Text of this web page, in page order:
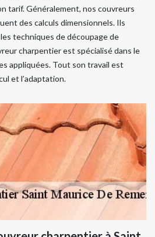
tarif. Généralement, nos couvreurs
des calculs dimensionnels. Ils
techniques de découpage de
charpentier est spécialisé dans le
appliquées. Tout son travail est
et l’adaptation.